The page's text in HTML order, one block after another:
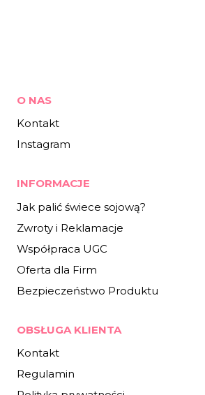
O NAS
Kontakt
Instagram
INFORMACJE
Jak palić świece sojową?
Zwroty i Reklamacje
Współpraca UGC
Oferta dla Firm
Bezpieczeństwo Produktu
OBSŁUGA KLIENTA
Kontakt
Regulamin